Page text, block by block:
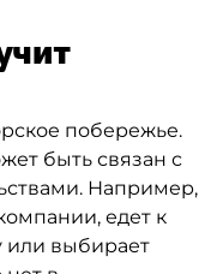
побережье.
быть связан с
Например,
едет к
или выбирает